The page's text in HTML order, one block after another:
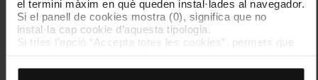
el termini màxim en què queden instal·lades al navegador.
Si el panell de cookies mostra (0), significa que no
instal·la cap cookie d’aquesta tipologia.
Si tries l’opció “Accepta totes les cookies”, permets que
El selector que es troba a la dreta de cada tipologia de
Consulta les preguntes freqüents